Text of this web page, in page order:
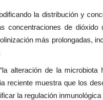
la distribución y
concentraciones de
más prolongadas,
alteración de la
reciente muestra que los
la regulación